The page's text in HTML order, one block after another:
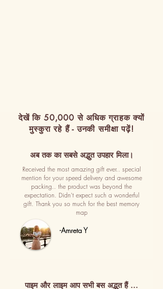
देखें कि 50,000 से अधिक ग्राहक क्यों
मुस्कुरा रहे हैं - उनकी समीक्षा पढ़ें!
अब तक का सबसे अद्भुत उपहार मिला।
Received the most amazing gift ever.. special
mention for your speed delivery and awesome
packing.. the product was beyond the
expectation. Didn't expect such a wonderful
gift. Thank you so much for the best memory
map
-Amreta Y
पाइम और लाइम आप सभी बस अद्भुत हैं ...